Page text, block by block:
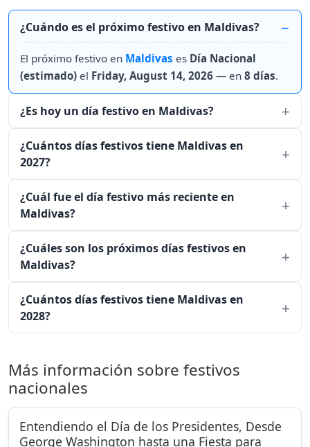
¿Cuándo es el próximo festivo en Maldivas?
El próximo festivo en Maldivas es Día Nacional
(estimado) el Friday, August 14, 2026 — en 8 días.
¿Es hoy un día festivo en Maldivas?
¿Cuántos días festivos tiene Maldivas en
2027?
¿Cuál fue el día festivo más reciente en
Maldivas?
¿Cuáles son los próximos días festivos en
Maldivas?
¿Cuántos días festivos tiene Maldivas en
2028?
Más información sobre festivos
nacionales
Entendiendo el Día de los Presidentes, Desde
George Washington hasta una Fiesta para